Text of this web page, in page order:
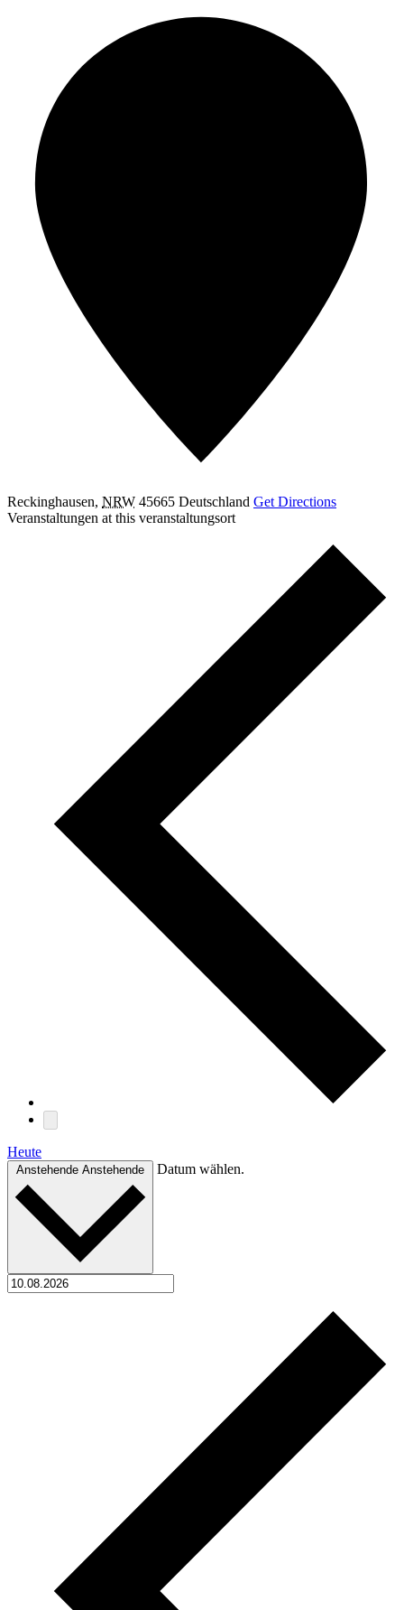
Reckinghausen, NRW 45665 Deutschland Get Directions
Veranstaltungen at this veranstaltungsort
Heute
Anstehende Anstehende Datum wählen.